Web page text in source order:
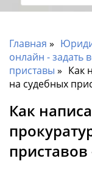
Главная
онлайн - задать
приставы
Как
на судебных
Как